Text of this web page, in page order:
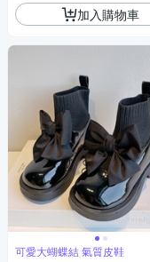
加入購物車
可愛大蝴蝶結 氣質皮鞋